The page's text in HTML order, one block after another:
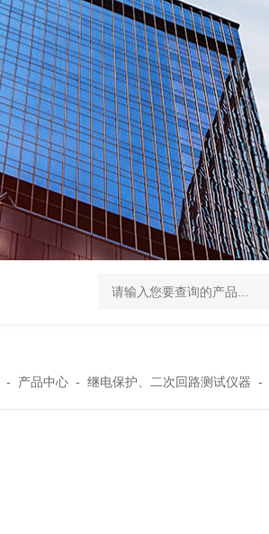
995 电力综合试验车 UHV-701 级差配合测试仪
- 产品中心 - 继电保护、二次回路测试仪器 -